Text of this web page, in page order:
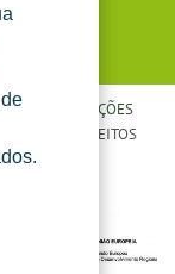
CONDIÇÕES
TODOS OS DIREITOS